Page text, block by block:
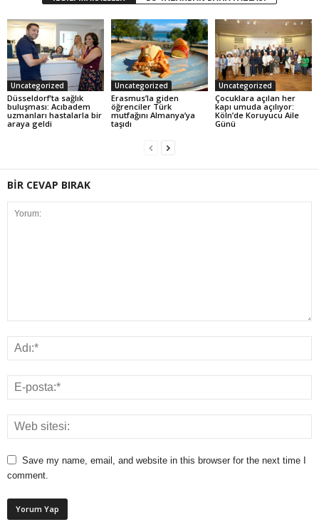
Uncategorized
Düsseldorf’ta sağlık
buluşması: Acıbadem
uzmanları hastalarla bir
araya geldi
Uncategorized
Erasmus’la giden
öğrenciler Türk
mutfağını Almanya’ya
taşıdı
Uncategorized
Çocuklara açılan her
kapı umuda açılıyor:
Köln’de Koruyucu Aile
Günü
BİR CEVAP BIRAK
Save my name, email, and website in this browser for the next time I
comment.